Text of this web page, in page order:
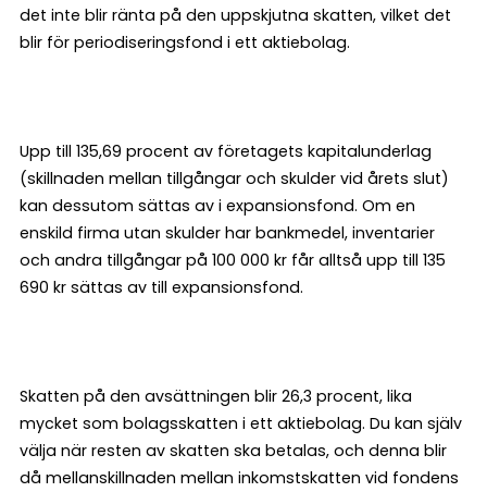
det inte blir ränta på den uppskjutna skatten, vilket det
blir för periodiseringsfond i ett aktiebolag.
Upp till 135,69 procent av företagets kapitalunderlag
(skillnaden mellan tillgångar och skulder vid årets slut)
kan dessutom sättas av i expansionsfond. Om en
enskild firma utan skulder har bankmedel, inventarier
och andra tillgångar på 100 000 kr får alltså upp till 135
690 kr sättas av till expansionsfond.
Skatten på den avsättningen blir 26,3 procent, lika
mycket som bolagsskatten i ett aktiebolag. Du kan själv
välja när resten av skatten ska betalas, och denna blir
då mellanskillnaden mellan inkomstskatten vid fondens